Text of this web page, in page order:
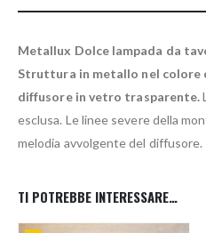
Metallux Dolce lampada da
Struttura in metallo nel colore
diffusore in vetro trasparente.
esclusa. Le linee severe della
melodia avvolgente del diffusore.
TI POTREBBE INTERESSARE…